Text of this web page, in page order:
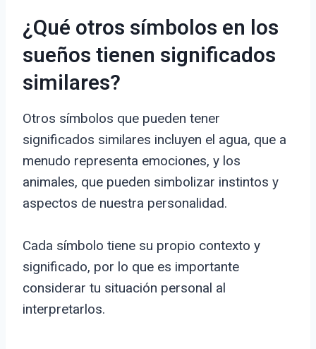
¿Qué otros símbolos en los
sueños tienen significados
similares?
Otros símbolos que pueden tener
significados similares incluyen el agua, que a
menudo representa emociones, y los
animales, que pueden simbolizar instintos y
aspectos de nuestra personalidad.
Cada símbolo tiene su propio contexto y
significado, por lo que es importante
considerar tu situación personal al
interpretarlos.